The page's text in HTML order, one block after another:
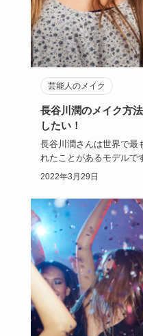
芸能人のメイク
長谷川潤のメイク方
したい！
長谷川潤さんは世界で最
れたことがあるモデルで
ることで、長…
2022年3月29日